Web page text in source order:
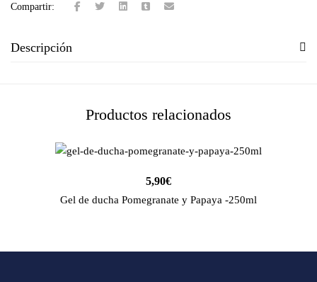
Compartir:
Descripción
Productos relacionados
5,90€
Gel de ducha Pomegranate y Papaya -250ml